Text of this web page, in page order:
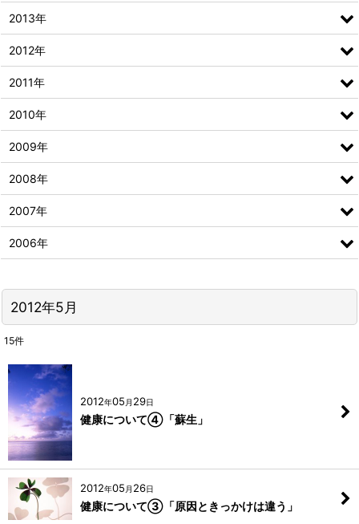
2012年5月
15件
2012年05 月 29日
健康について④「蘇生」
2012年05 月 26日
健康について③「原因ときっかけは違う」
2013年
2012年
2011年
2010年
2009年
2008年
2007年
2006年